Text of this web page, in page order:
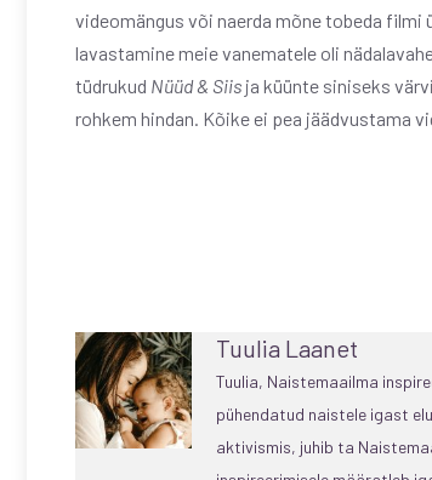
videomängus või naerda mõne tobeda filmi
lavastamine meie vanematele oli
tüdrukud Nüüd & Siis ja küünte siniseks
rohkem hindan. Kõike ei pea jäädvustama
Tuulia Laanet
Tuulia, Naistemaailma
pühendatud naistele igast
aktivismis, juhib ta